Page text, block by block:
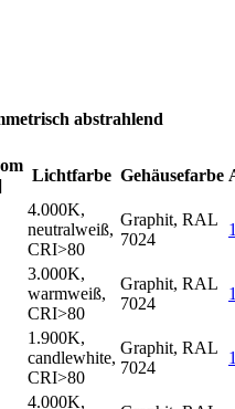
abstrahlend
Lichtfarbe Gehäusefarbe
4.000K,
neutralweiß,
CRI>80
Graphit, RAL
7024
3.000K,
warmweiß,
CRI>80
Graphit, RAL
7024
1.900K,
candlewhite,
CRI>80
Graphit, RAL
7024
4.000K,